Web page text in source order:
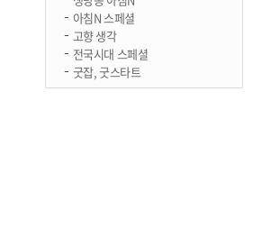
아침N 스페셜
고향 생각
전국시대 스페셜
굿잡, 굿스타트